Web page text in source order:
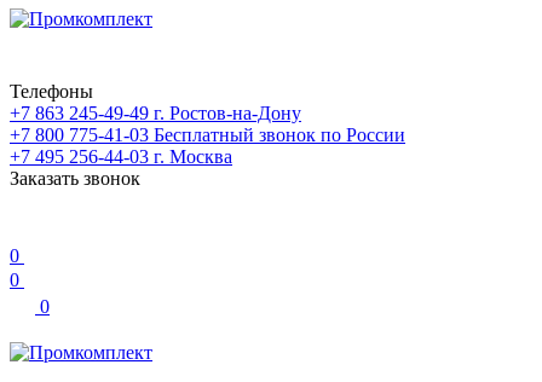
Телефоны
+7 863 245-49-49 г. Ростов-на-Дону
+7 800 775-41-03 Бесплатный звонок по России
+7 495 256-44-03 г. Москва
Заказать звонок
0
0
0